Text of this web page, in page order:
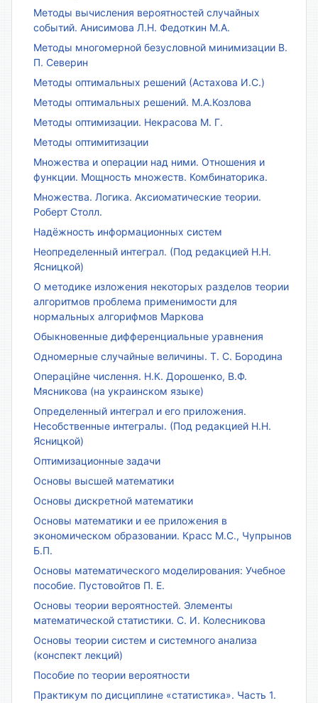
Методы вычисления вероятностей случайных
событий. Анисимова Л.Н. Федоткин М.А.
Методы многомерной безусловной минимизации В.
П. Северин
Методы оптимальных решений (Астахова И.С.)
Методы оптимальных решений. М.А.Козлова
Методы оптимизации. Некрасова М. Г.
Методы оптимитизации
Множества и операции над ними. Отношения и
функции. Мощность множеств. Комбинаторика.
Множества. Логика. Аксиоматические теории.
Роберт Столл.
Надёжность информационных систем
Неопределенный интеграл. (Под редакцией Н.Н.
Ясницкой)
О методике изложения некоторых разделов теории
алгоритмов проблема применимости для
нормальных алгорифмов Маркова
Обыкновенные дифференциальные уравнения
Одномерные случайные величины. Т. С. Бородина
Операційне числення. Н.К. Дорошенко, В.Ф.
Мясникова (на украинском языке)
Определенный интеграл и его приложения.
Несобственные интегралы. (Под редакцией Н.Н.
Ясницкой)
Оптимизационные задачи
Основы высшей математики
Основы дискретной математики
Основы математики и ее приложения в
экономическом образовании. Красс М.С., Чупрынов
Б.П.
Основы математического моделирования: Учебное
пособие. Пустовойтов П. Е.
Основы теории вероятностей. Элементы
математической статистики. С. И. Колесникова
Основы теории систем и системного анализа
(конспект лекций)
Пособие по теории вероятности
Практикум по дисциплине «статистика». Часть 1.